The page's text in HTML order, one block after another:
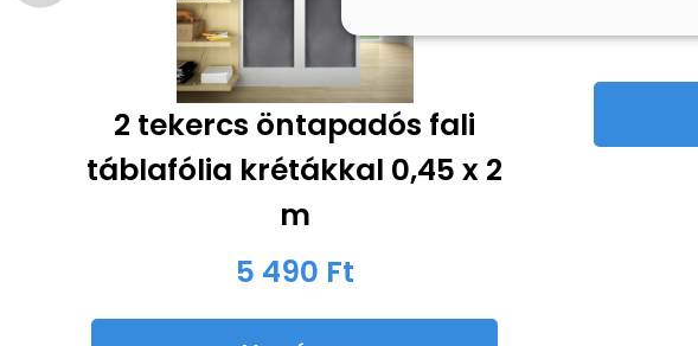
2 tekercs öntapadós fali
táblafólia krétákkal 0,45 x 2
m
5 490 Ft